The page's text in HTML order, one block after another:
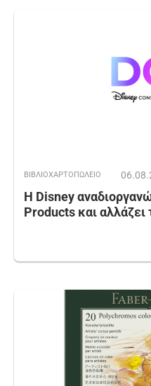
ΒΙΒΛΙΟΧΑΡΤΟΠΩΛΕΙΟ
Η Disney
Products και